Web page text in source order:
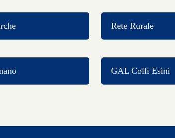
Rete Rurale
GAL Colli Esini